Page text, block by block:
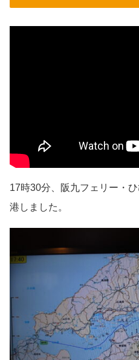
17時30分、阪九フェリー・
港しました。